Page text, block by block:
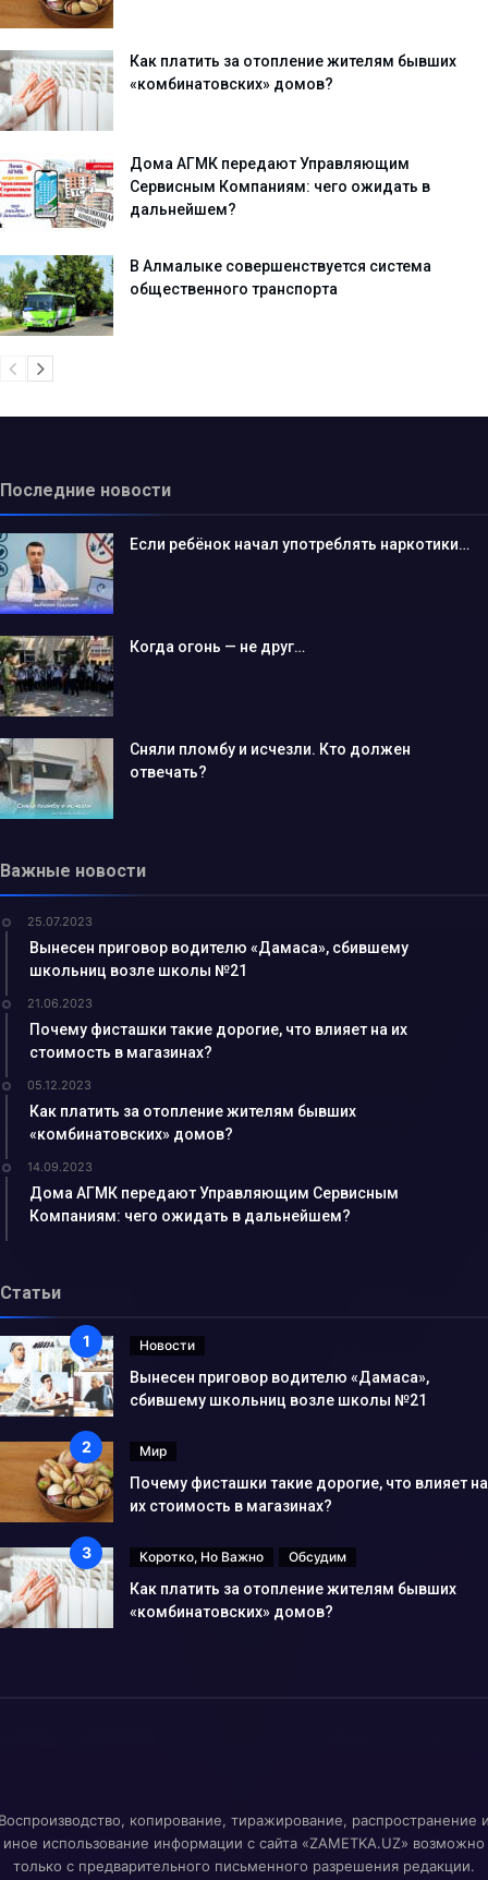
Как платить за отопление жителям бывших
«комбинатовских» домов?
Дома АГМК передают Управляющим
Сервисным Компаниям: чего ожидать в
дальнейшем?
В Алмалыке совершенствуется система
общественного транспорта
Последние новости
Если ребёнок начал употреблять наркотики…
Когда огонь — не друг…
Сняли пломбу и исчезли. Кто должен
отвечать?
Важные новости
25.07.2023
Вынесен приговор водителю «Дамаса», сбившему
школьниц возле школы №21
21.06.2023
Почему фисташки такие дорогие, что влияет на их
стоимость в магазинах?
05.12.2023
Как платить за отопление жителям бывших
«комбинатовских» домов?
14.09.2023
Дома АГМК передают Управляющим Сервисным
Компаниям: чего ожидать в дальнейшем?
Статьи
Новости
Вынесен приговор водителю «Дамаса»,
сбившему школьниц возле школы №21
Мир
Почему фисташки такие дорогие, что влияет на
их стоимость в магазинах?
Коротко, Но Важно Обсудим
Как платить за отопление жителям бывших
«комбинатовских» домов?
копирование, тиражирование, распространение
иное использование информации с сайта «ZAMETKA.UZ» возможно
только с предварительного письменного разрешения редакции.